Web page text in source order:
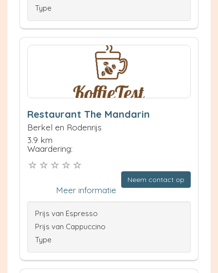
Type
Restaurant The Mandarin
Berkel en Rodenrijs
3.9 km
Waardering:
Neem contact op
Meer informatie
Prijs van Espresso
Prijs van Cappuccino
Type